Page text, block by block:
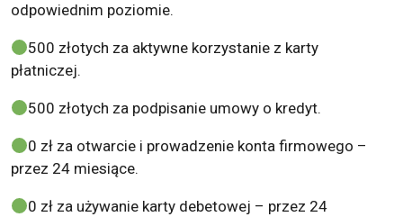
odpowiednim poziomie.
500 złotych za aktywne korzystanie z karty
płatniczej.
500 złotych za podpisanie umowy o kredyt.
0 zł za otwarcie i prowadzenie konta firmowego –
przez 24 miesiące.
0 zł za używanie karty debetowej – przez 24